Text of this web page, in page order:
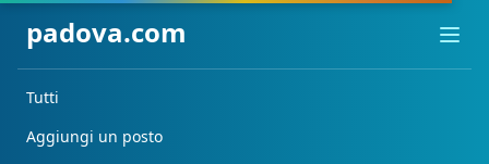
padova.com
Tutti
Aggiungi un posto